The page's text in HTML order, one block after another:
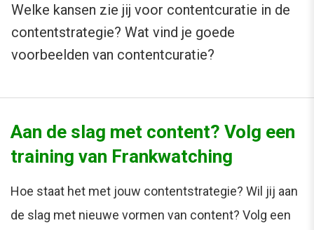
Welke kansen zie jij voor contentcuratie in de
contentstrategie? Wat vind je goede
voorbeelden van contentcuratie?
Aan de slag met content? Volg een
training van Frankwatching
Hoe staat het met jouw contentstrategie? Wil jij aan
de slag met nieuwe vormen van content? Volg een